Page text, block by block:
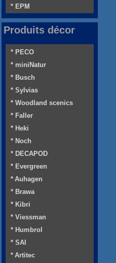
* EPM
Produits décor
* PECO
* miniNatur
* Busch
* Sylvias
* Woodland scenics
* Faller
* Heki
* Noch
* DECAPOD
* Evergreen
* Auhagen
* Brawa
* Kibri
* Viessman
* Humbrol
* SAI
* Artitec